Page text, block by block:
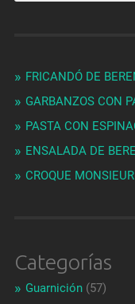
FRICANDÓ DE
GARBANZOS CON
PASTA CON
ENSALADA DE
CROQUE
Categorías
Guarnición(57)